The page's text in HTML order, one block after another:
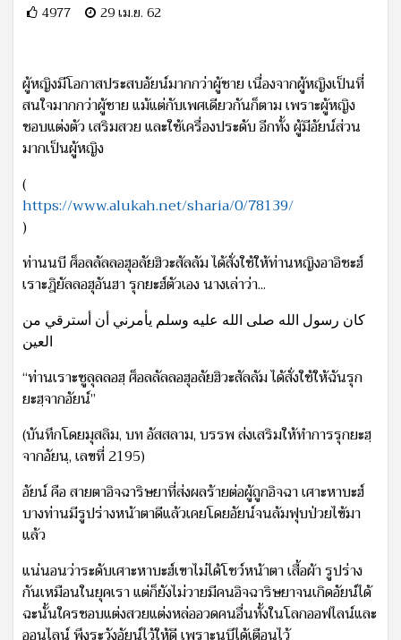
4977 29 เม.ย. 62
ผู้หญิงมีโอกาสประสบอัยน์มากกว่าผู้ชาย เนื่องจากผู้หญิงเป็นที่
สนใจมากกว่าผู้ชาย แม้แต่กับเพศเดียวกันก็ตาม เพราะผู้หญิง
ชอบแต่งตัว ‎เสริมสวย และใช้เครื่องประดับ อีกทั้ง ผู้มีอัยน์ส่วน
มากเป็นผู้หญิง ‎
‎(
https://www.alukah.net/sharia/0/78139/‎
)
ท่านนบี ‎ศ็อลลัลลอฮุอลัยฮิวะสัลลัม‎ ได้สั่งใช้ให้ท่านหญิงอาอิชะฮ์
เราะฎิยัลลอฮุอันฮา รุกยะฮ์ตัวเอง นางเล่าว่า...
كان رسول الله صلى الله عليه وسلم يأمرني أن أسترقي من
العين
‎“ท่านเราะซูลุลลอฮฺ ‎ศ็อลลัลลอฮุอลัยฮิวะสัลลัม‎ ได้สั่งใช้ให้ฉันรุก
ยะฮฺจากอัยน์”‎
(บันทึกโดยมุสลิม, บท อัสสลาม, บรรพ ส่งเสริมให้ทำการรุกยะฮฺ
จากอัยนฺ, เลขที่ 2195‎)
อัยน์ คือ สายตาอิจฉาริษยาที่ส่งผลร้ายต่อผู้ถูกอิจฉา เศาะหาบะฮ์
บางท่านมีรูปร่างหน้าตาดีแล้วเคยโดยอัยน์จนล้มฟุบป่วยไข้มา
แล้ว
แน่นอนว่าระดับเศาะหาบะฮ์เขาไม่ได้โชว์หน้าตา เสื้อผ้า รูปร่าง
กันเหมือนในยุคเรา แต่ก็ยังไม่วายมีคนอิจฉาริษยาจนเกิดอัยน์ได้
ฉะนั้นใครชอบแต่งสวยแต่งหล่ออวดคนอื่นทั้งในโลกออฟไลน์และ